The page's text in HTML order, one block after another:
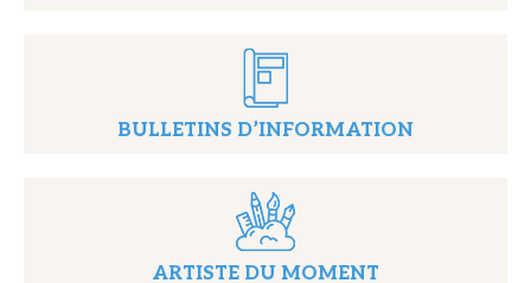
BULLETINS D’INFORMATION
ARTISTE DU MOMENT